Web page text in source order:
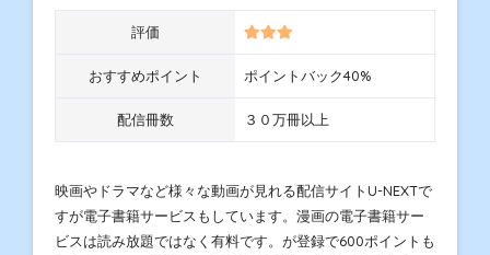
評価
おすすめポイント ポイントバック40%
配信冊数 ３０万冊以上
映画やドラマなど様々な動画が見れる配信サイトU-NEXTで
すが電子書籍サービスもしています。漫画の電子書籍サー
ビスは読み放題ではなく有料です。が登録で600ポイントも